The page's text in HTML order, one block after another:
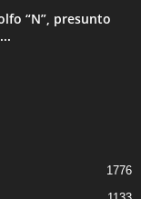
“N”, presunto
1776